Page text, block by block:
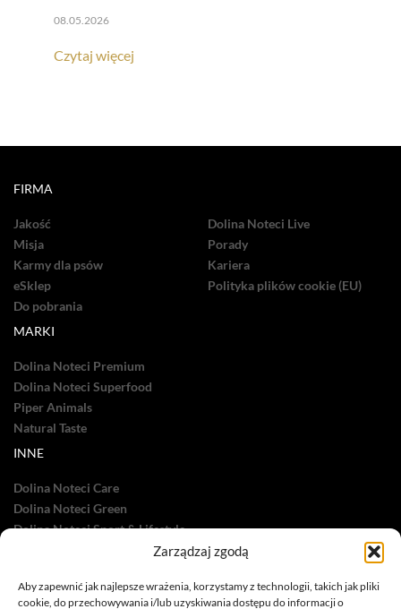
Zarządzaj zgodą
Aby zapewnić jak najlepsze wrażenia, korzystamy z technologii, takich jak pliki
cookie, do przechowywania i/lub uzyskiwania dostępu do informacji o
08.05.2026
Czytaj więcej
FIRMA
Jakość
Misja
Karmy dla psów
eSklep
Do pobrania
Dolina Noteci Live
Porady
Kariera
Polityka plików cookie (EU)
MARKI
Dolina Noteci Premium
Dolina Noteci Superfood
Piper Animals
Natural Taste
INNE
Dolina Noteci Care
Dolina Noteci Green
Dolina Noteci Sport & Lifestyle